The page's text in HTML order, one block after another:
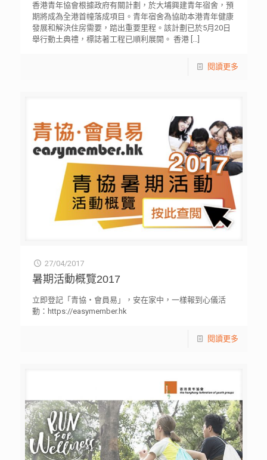
香港青年協會根據政府有關計劃，於大埔興建青年宿舍，預
期將成為全港首幢落成項目。青年宿舍為協助本港青年健康
發展和解決住房需要，踏出重要里程。該計劃已於5月20日
舉行動土典禮，標誌著工程已順利展開。 香港[…]
閱讀更多
27/04/2017
暑期活動概覽2017
立即登記「青協‧會員易」，安在家中，一樣報到心儀活
動：https://easymember.hk
閱讀更多